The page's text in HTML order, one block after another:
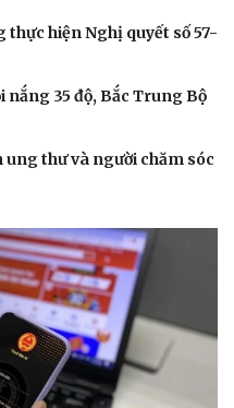
hiện Nghị quyết số 57-
nắng 35 độ, Bắc Trung Bộ
thư và người chăm sóc